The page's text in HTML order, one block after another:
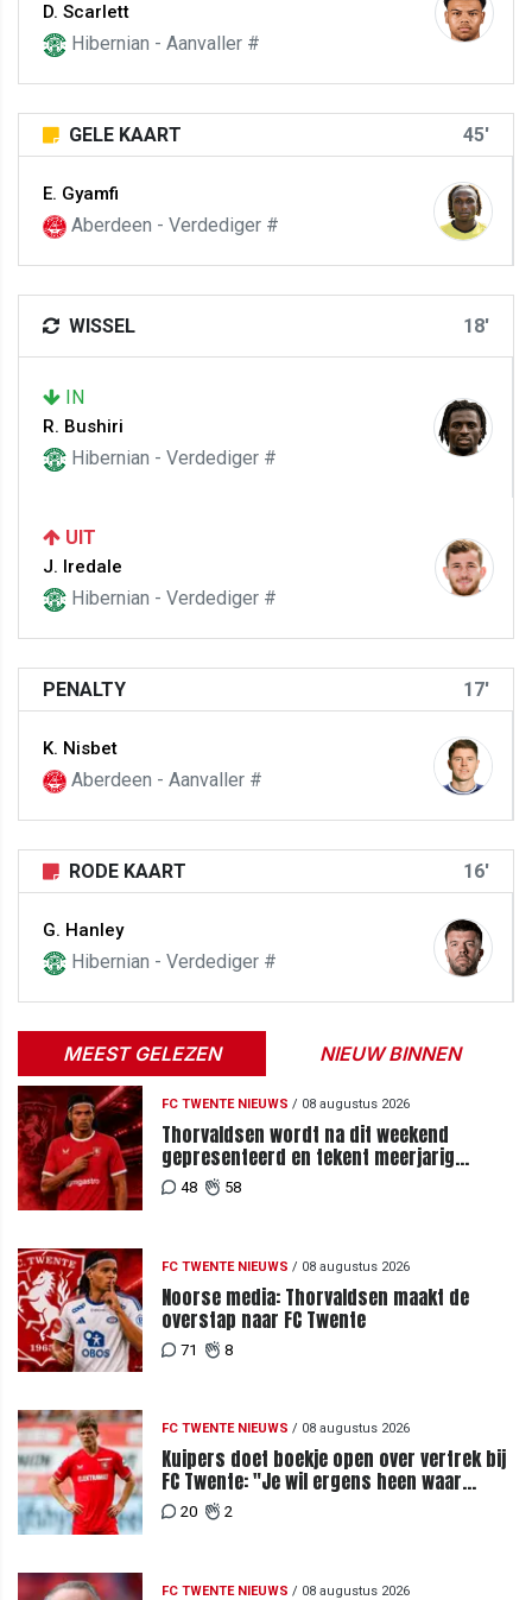
D. Scarlett
Hibernian - Aanvaller #
GELE KAART 45'
E. Gyamfi
Aberdeen - Verdediger #
WISSEL 18'
IN
R. Bushiri
Hibernian - Verdediger #
UIT
J. Iredale
Hibernian - Verdediger #
PENALTY 17'
K. Nisbet
Aberdeen - Aanvaller #
RODE KAART 16'
G. Hanley
Hibernian - Verdediger #
MEEST GELEZEN NIEUW BINNEN
FC TWENTE NIEUWS / 08 augustus 2026
Thorvaldsen wordt na dit weekend
gepresenteerd en tekent meerjarig
contract bij FC Twente
48 58
FC TWENTE NIEUWS / 08 augustus 2026
Noorse media: Thorvaldsen maakt de
overstap naar FC Twente
71 8
FC TWENTE NIEUWS / 08 augustus 2026
Kuipers doet boekje open over vertrek bij
FC Twente: "Je wil ergens heen waar
mensen je waarderen"
20 2
FC TWENTE NIEUWS / 08 augustus 2026